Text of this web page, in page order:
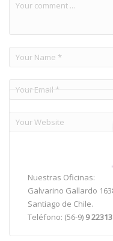
Nuestras Oficinas:
Galvarino Gallardo
Santiago de Chile.
Teléfono: (56-9) 9